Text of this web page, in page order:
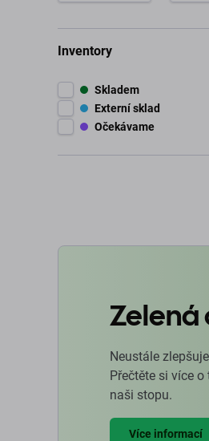
Inventory
Skladem
Externí sklad
Očekávame
Zelená
Neustále
Přečtěte si více
naši stopu.
Více informací